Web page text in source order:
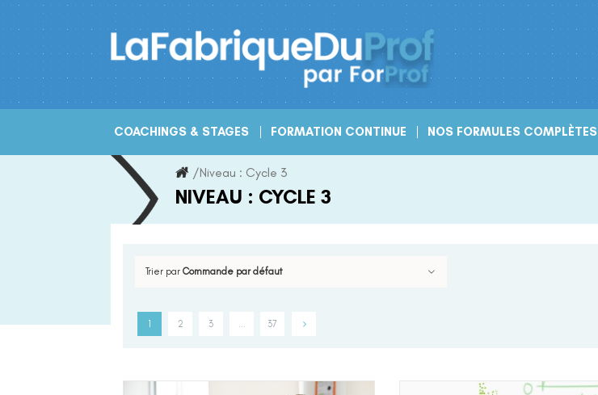
Skip
to
COACHINGS & STAGES FORMATION CONTINUE NOS FORMULES COMPLÈTES
/Niveau : Cycle 3
NIVEAU : CYCLE 3
Trier par Commande par défaut
1 2 3 … 37